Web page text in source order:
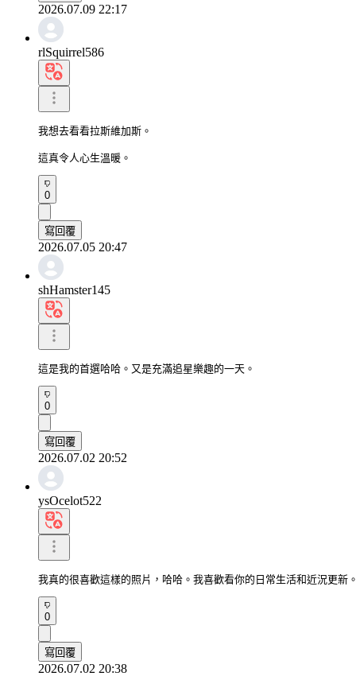
2026.07.09 22:17
rlSquirrel586
我想去看看拉斯維加斯。
這真令人心生溫暖。
0
寫回覆
2026.07.05 20:47
shHamster145
這是我的首選哈哈。又是充滿追星樂趣的一天。
0
寫回覆
2026.07.02 20:52
ysOcelot522
我真的很喜歡這樣的照片，哈哈。我喜歡看你的日常生活和近況更新
0
寫回覆
2026.07.02 20:38